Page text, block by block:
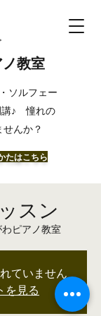
教室
ソルフェー
講♪ 憧れの
んか？
たはこちら
スン
ピアノ教室
ていません
を見る